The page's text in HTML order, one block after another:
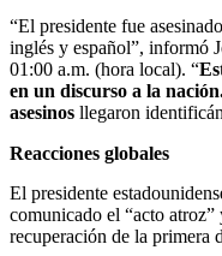
“El presidente fue
inglés y español”, informó
01:00 a.m. (hora local). “
en un discurso a la
asesinos llegaron
Reacciones globales
El presidente
comunicado el “acto atroz”
recuperación de la primera